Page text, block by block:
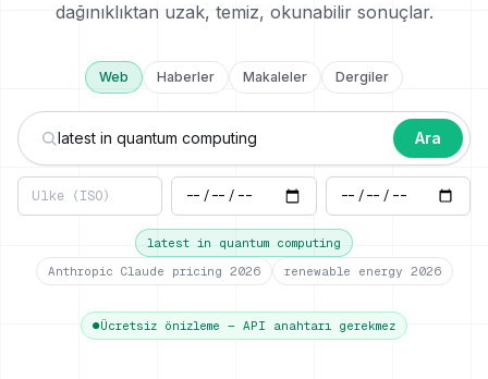
dağınıklıktan uzak, temiz, okunabilir sonuçlar.
Web Haberler Makaleler Dergiler
Ara
latest in quantum computing
Anthropic Claude pricing 2026 renewable energy 2026
●Ücretsiz önizleme — API anahtarı gerekmez